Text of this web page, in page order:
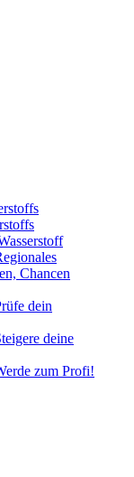
Chancen
dein
deine
zum Profi!